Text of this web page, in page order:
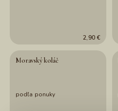
2,90 €
Moravský koláč
podľa ponuky